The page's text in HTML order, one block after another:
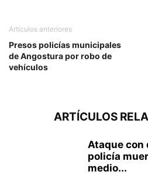
Artículos anteriores
Presos policías municipales
de Angostura por robo de
vehículos
ARTÍCULOS
Ataque con
policía
medio...